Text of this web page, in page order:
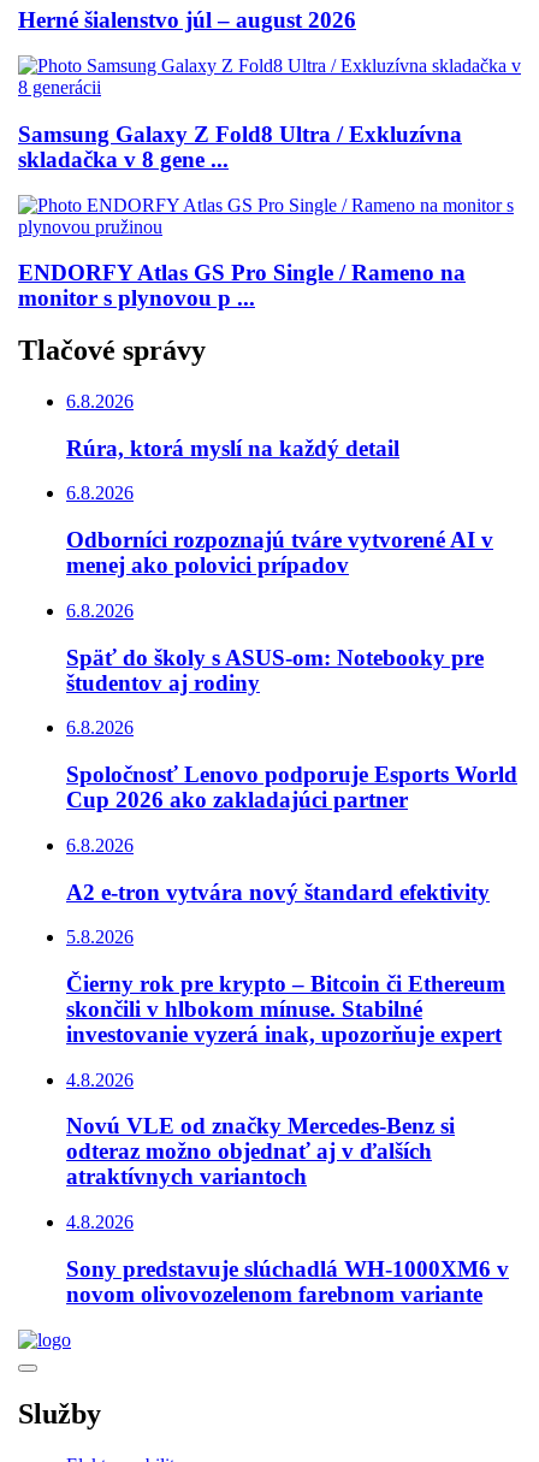
Herné šialenstvo júl – august 2026
Samsung Galaxy Z Fold8 Ultra / Exkluzívna
skladačka v 8 gene ...
ENDORFY Atlas GS Pro Single / Rameno na
monitor s plynovou p ...
Tlačové správy
6.8.2026
Rúra, ktorá myslí na každý detail
6.8.2026
Odborníci rozpoznajú tváre vytvorené AI v
menej ako polovici prípadov
6.8.2026
Späť do školy s ASUS-om: Notebooky pre
študentov aj rodiny
6.8.2026
Spoločnosť Lenovo podporuje Esports World
Cup 2026 ako zakladajúci partner
6.8.2026
A2 e-tron vytvára nový štandard efektivity
5.8.2026
Čierny rok pre krypto – Bitcoin či Ethereum
skončili v hlbokom mínuse. Stabilné
investovanie vyzerá inak, upozorňuje expert
4.8.2026
Novú VLE od značky Mercedes-Benz si
odteraz možno objednať aj v ďalších
atraktívnych variantoch
4.8.2026
Sony predstavuje slúchadlá WH-1000XM6 v
novom olivovozelenom farebnom variante
Služby